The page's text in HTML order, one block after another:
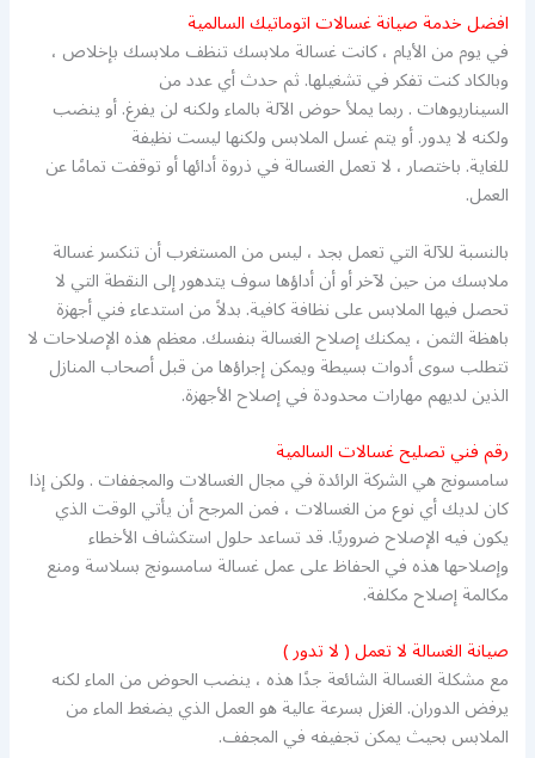
افضل خدمة صيانة غسالات اتوماتيك السالمية
في يوم من الأيام ، كانت غسالة ملابسك تنظف ملابسك بإخلاص ،
وبالكاد كنت تفكر في تشغيلها. ثم حدث أي عدد من
السيناريوهات . ربما يملأ حوض الآلة بالماء ولكنه لن يفرغ. أو ينضب
ولكنه لا يدور. أو يتم غسل الملابس ولكنها ليست نظيفة
للغاية. باختصار ، لا تعمل الغسالة في ذروة أدائها أو توقفت تمامًا عن
العمل.
بالنسبة للآلة التي تعمل بجد ، ليس من المستغرب أن تنكسر غسالة
ملابسك من حين لآخر أو أن أداؤها سوف يتدهور إلى النقطة التي لا
تحصل فيها الملابس على نظافة كافية. بدلاً من استدعاء فني أجهزة
باهظة الثمن ، يمكنك إصلاح الغسالة بنفسك. معظم هذه الإصلاحات لا
تتطلب سوى أدوات بسيطة ويمكن إجراؤها من قبل أصحاب المنازل
الذين لديهم مهارات محدودة في إصلاح الأجهزة.
رقم فني تصليح غسالات السالمية
سامسونج هي الشركة الرائدة في مجال الغسالات والمجففات . ولكن إذا
كان لديك أي نوع من الغسالات ، فمن المرجح أن يأتي الوقت الذي
يكون فيه الإصلاح ضروريًا. قد تساعد حلول استكشاف الأخطاء
وإصلاحها هذه في الحفاظ على عمل غسالة سامسونج بسلاسة ومنع
مكالمة إصلاح مكلفة.
صيانة الغسالة لا تعمل ( لا تدور )
مع مشكلة الغسالة الشائعة جدًا هذه ، ينضب الحوض من الماء لكنه
يرفض الدوران. الغزل بسرعة عالية هو العمل الذي يضغط الماء من
الملابس بحيث يمكن تجفيفه في المجفف.